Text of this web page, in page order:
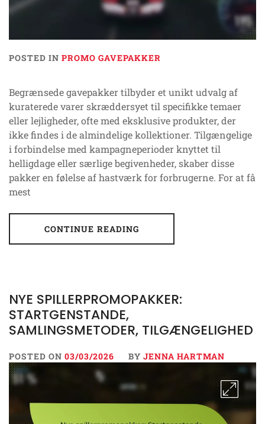
POSTED IN PROMO GAVEPAKKER
Begrænsede gavepakker tilbyder et unikt udvalg af
kuraterede varer skræddersyet til specifikke temaer
eller lejligheder, ofte med eksklusive produkter, der
ikke findes i de almindelige kollektioner. Tilgængelige
i forbindelse med kampagneperioder knyttet til
helligdage eller særlige begivenheder, skaber disse
pakker en følelse af hastværk for forbrugerne. For at få
mest
CONTINUE READING
NYE SPILLERPROMOPAKKER:
STARTGENSTANDE,
SAMLINGSMETODER, TILGÆNGELIGHED
POSTED ON 03/03/2026 BY JENNA HARTMAN